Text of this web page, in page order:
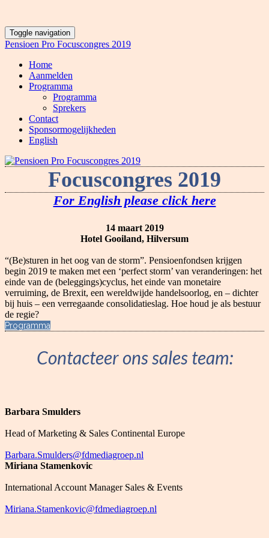
Toggle navigation
Pensioen Pro Focuscongres 2019
Home
Aanmelden
Programma
Programma
Sprekers
Contact
Sponsormogelijkheden
English
Focuscongres 2019
For English please click here
14 maart 2019
Hotel Gooiland, Hilversum
“(Be)sturen in het oog van de storm”. Pensioenfondsen krijgen
begin 2019 te maken met een ‘perfect storm’ van veranderingen: het
einde van de (beleggings)cyclus, het einde van monetaire
verruiming, de Brexit, een wereldwijde handelsoorlog, en – dichter
bij huis – een verregaande consolidatieslag. Hoe houd je als bestuur
de regie?
Programma
Contacteer ons sales team:
Barbara Smulders
Head of Marketing & Sales Continental Europe
Barbara.Smulders@fdmediagroep.nl
Miriana Stamenkovic
International Account Manager Sales & Events
Miriana.Stamenkovic@fdmediagroep.nl